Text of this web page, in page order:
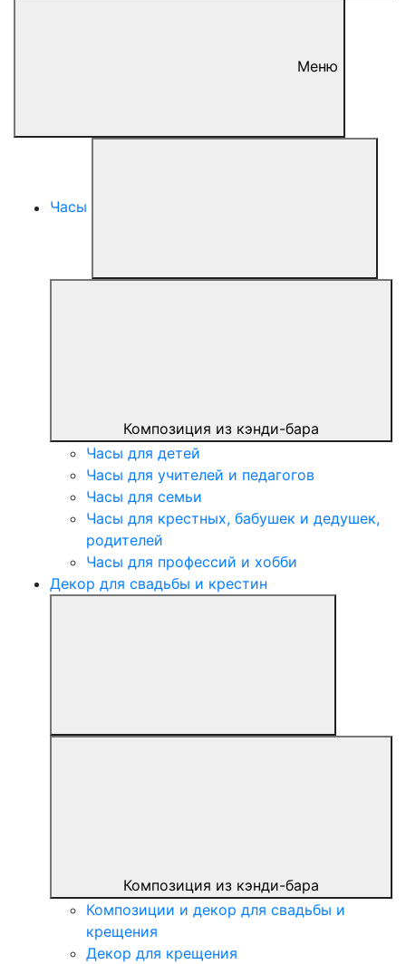
Меню
Часы
Композиция из кэнди-бара
Часы для детей
Часы для учителей и педагогов
Часы для семьи
Часы для крестных, бабушек и дедушек,
родителей
Часы для профессий и хобби
Декор для свадьбы и крестин
Композиция из кэнди-бара
Композиции и декор для свадьбы и
крещения
Декор для крещения